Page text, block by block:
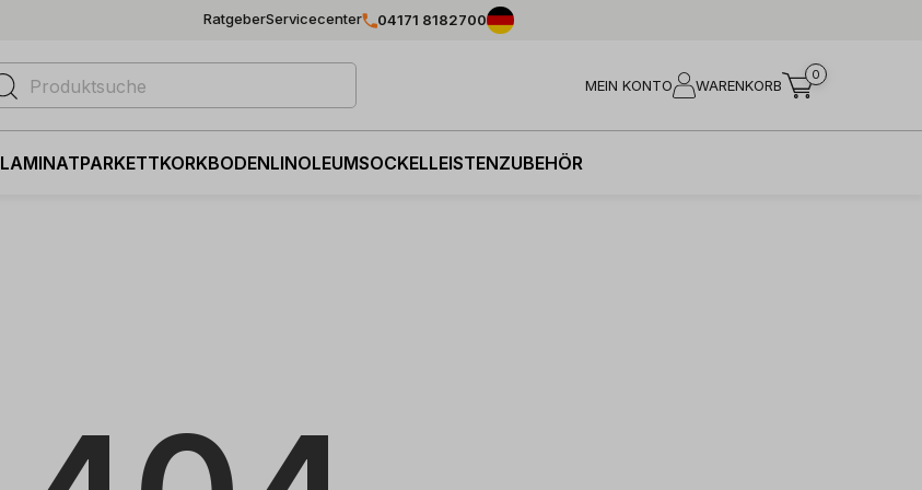
RatgeberServicecenter 04171 8182700
MEIN KONTO WARENKORB
0
LAMINATPARKETTKORKBODENLINOLEUMSOCKELLEISTENZUBEHÖR